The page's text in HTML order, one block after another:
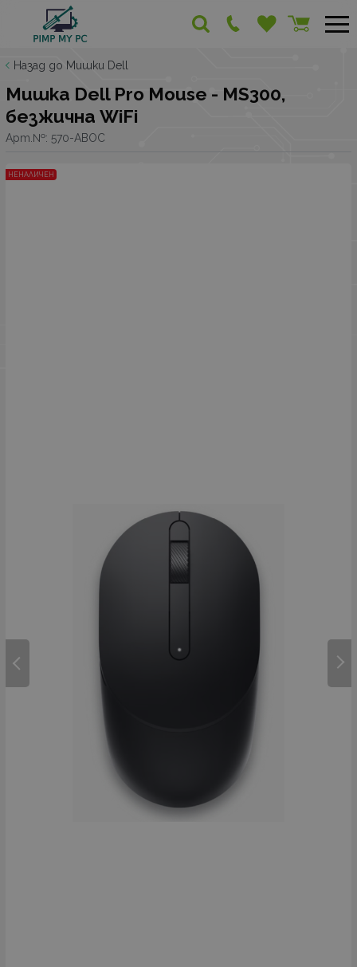
Назад до Мишки Dell
Мишка Dell Pro Mouse - MS300,
безжична WiFi
Арт.№: 570-ABOC
НЕНАЛИЧЕН